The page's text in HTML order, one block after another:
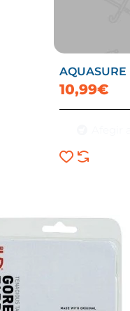
AQUASURE
10,99€